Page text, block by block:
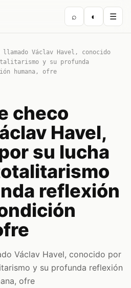
⌕ ◐ ☰
llamado Václav Havel, conocido
y su profunda
humana, ofre
checo
Havel,
su lucha
reflexión
Václav Havel, conocido por
y su profunda reflexión
ofre